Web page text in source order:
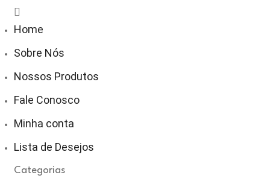
Home
Sobre Nós
Nossos Produtos
Fale Conosco
Minha conta
Lista de Desejos
Categorias